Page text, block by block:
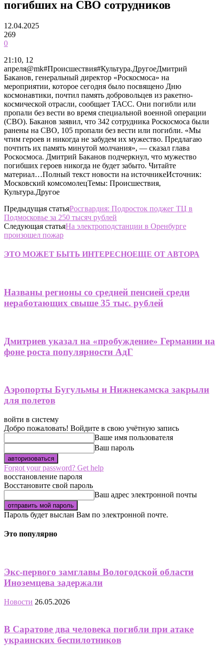
погибших на СВО сотрудников
12.04.2025
269
0
21:10, 12
апреля@mk#Происшествия#Культура.ДругоеДмитрий
Баканов, генеральный директор «Роскосмоса» на
мероприятии, которое сегодня было посвящено Дню
космонавтики, почтил память добровольцев из ракетно-
космической отрасли, сообщает ТАСС. Они погибли или
пропали без вести во время специальной военной операции
(СВО). Баканов заявил, что 342 сотрудника Роскосмоса были
ранены на СВО, 105 пропали без вести или погибли. «Мы
чтим героев и никогда не забудем их мужество. Предлагаю
почтить их память минутой молчания», — сказал глава
Роскосмоса. Дмитрий Баканов подчеркнул, что мужество
погибших героев никогда не будет забыто. Читайте
материал…Полный текст новости на источникеИсточник:
Московский комсомолецТемы: Происшествия,
Культура.Другое
Предыдущая статьяРосгвардия: Подросток поджег ТЦ в
Подмосковье за 250 тысяч рублей
Следующая статьяНа электроподстанции в Оренбурге
произошел пожар
ЭТО МОЖЕТ БЫТЬ ИНТЕРЕСНОЕЩЕ ОТ АВТОРА
Названы регионы со средней пенсией среди
неработающих свыше 35 тыс. рублей
Дмитриев указал на «пробуждение» Германии на
фоне роста популярности АдГ
Аэропорты Бугульмы и Нижнекамска закрыли
для полетов
войти в систему
Добро пожаловать! Войдите в свою учётную запись
Ваше имя пользователя
Ваш пароль
Forgot your password? Get help
восстановление пароля
Восстановите свой пароль
Ваш адрес электронной почты
Пароль будет выслан Вам по электронной почте.
Это популярно
Экс-первого замглавы Вологодской области
Иноземцева задержали
Новости 26.05.2026
В Саратове два человека погибли при атаке
украинских беспилотников